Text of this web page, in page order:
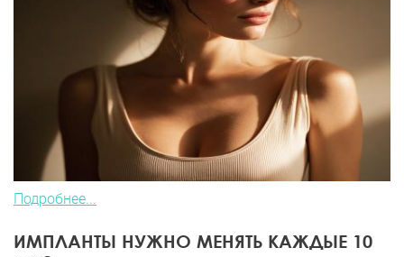
Подробнее...
ИМПЛАНТЫ НУЖНО МЕНЯТЬ КАЖДЫЕ 10